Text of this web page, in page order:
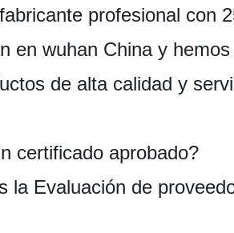
profesional con
en wuhan China y
de alta calidad y
certificado aprobado?
la Evaluación de